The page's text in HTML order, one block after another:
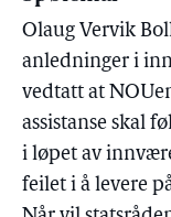
Olaug Vervik
anledninger i
vedtatt at
assistanse skal
i løpet av
feilet i å levere